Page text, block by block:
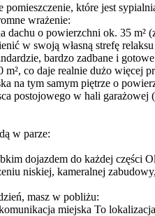
które jest
wrażenie:
dachu o powierzchni ok. 35 m²
w swoją własną strefę
bardzo zadbane i
co daje realnie dużo więcej
na tym samym piętrze o
postojowego w hali garażowej
w parze:
dojazdem do każdej części
niskiej, kameralnej
masz w pobliżu:
miejska To